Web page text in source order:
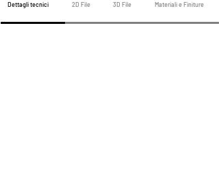
Dettagli tecnici 2D File 3D File Materiali e Finiture